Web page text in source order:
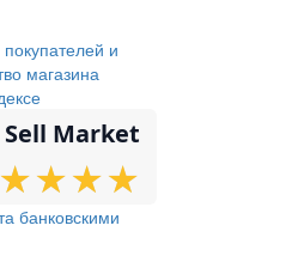
Sell Market
★
★★
★★
★★
★